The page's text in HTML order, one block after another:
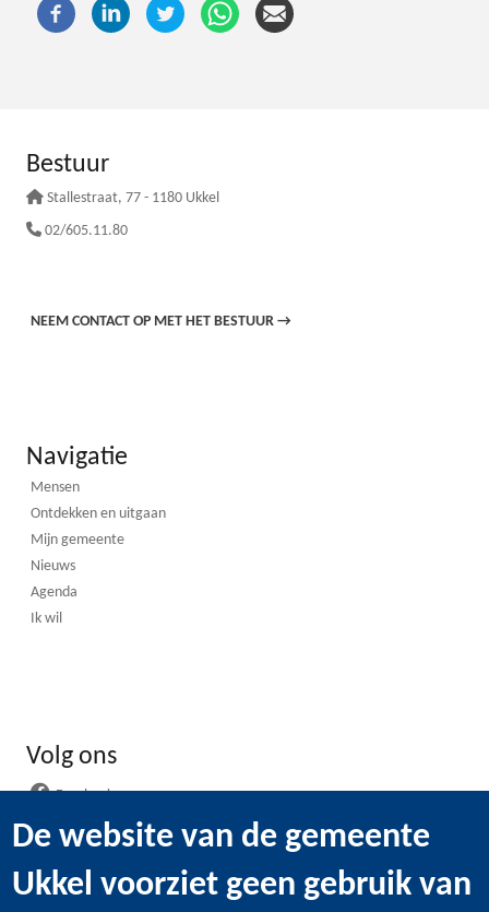
Bestuur
Stallestraat, 77 - 1180 Ukkel
02/605.11.80
NEEM CONTACT OP MET HET BESTUUR →
Navigatie
Mensen
Ontdekken en uitgaan
Mijn gemeente
Nieuws
Agenda
Ik wil
Volg ons
Instagram
WhatsApp
De website van de gemeente
Ukkel voorziet geen gebruik van